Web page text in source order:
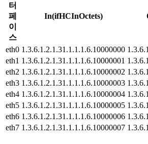
터
페
이
스
In(ifHCInOctets)
eth0 1.3.6.1.2.1.31.1.1.1.6.10000000
eth1 1.3.6.1.2.1.31.1.1.1.6.10000001
eth2 1.3.6.1.2.1.31.1.1.1.6.10000002
eth3 1.3.6.1.2.1.31.1.1.1.6.10000003
eth4 1.3.6.1.2.1.31.1.1.1.6.10000004
eth5 1.3.6.1.2.1.31.1.1.1.6.10000005
eth6 1.3.6.1.2.1.31.1.1.1.6.10000006
eth7 1.3.6.1.2.1.31.1.1.1.6.10000007